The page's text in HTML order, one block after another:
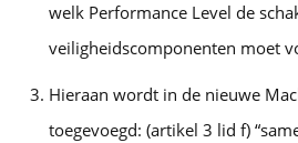
welk Performance Level de
veiligheidscomponenten moet
Hieraan wordt in de nieuwe
toegevoegd: (artikel 3 lid f)